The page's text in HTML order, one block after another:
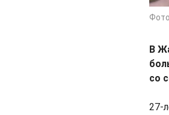
В
со
27-